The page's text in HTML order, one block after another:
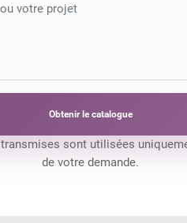
Obtenir le catalogue
sont utilisées
de votre demande.